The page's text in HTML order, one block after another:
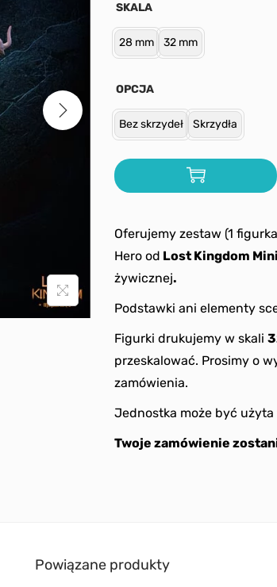
Oferujemy zestaw (1
Hero od Lost Kingdom
żywicznej.
Podstawki ani elementy
Figurki drukujemy w skali
przeskalować. Prosimy o
zamówienia.
Jednostka może być
Twoje zamówienie
SKALA
28 mm 32 mm
OPCJA
Bez skrzydeł Skrzydła
Powiązane produkty